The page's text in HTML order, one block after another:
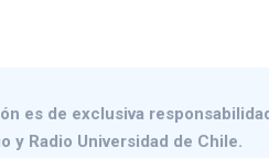
es de exclusiva
y Radio Universidad de Chile.